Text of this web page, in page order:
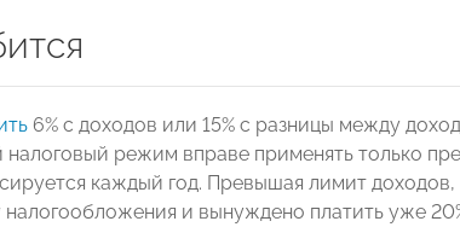
6% с доходов или 15% с разницы между
режим вправе применять только
каждый год. Превышая лимит доходов,
и вынуждено платить уже